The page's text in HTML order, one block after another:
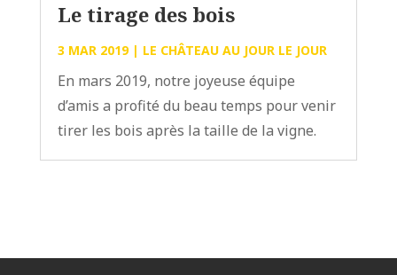
Le tirage des bois
3 MAR 2019| LE CHÂTEAU AU JOUR LE JOUR
En mars 2019, notre joyeuse équipe
d’amis a profité du beau temps pour venir
tirer les bois après la taille de la vigne.